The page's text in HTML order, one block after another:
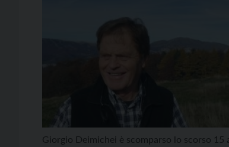
Giorgio Deimichei è scomparso lo scorso 15